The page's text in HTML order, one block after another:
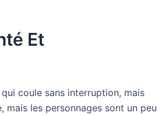
Et
coule sans interruption, mais
les personnages sont un peu